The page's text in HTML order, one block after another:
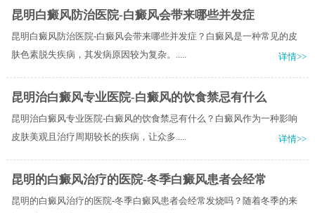
昆明白癜风防治医院-白癜风会带来哪些并发症
昆明白癜风防治医院-白癜风会带来哪些并发症？白癜风是一种常见的皮
肤色素脱失疾病，其发病原因较为复杂。.....
详情>>
昆明治白癜风专业医院-白癜风的饮食禁忌有什么
昆明治白癜风专业医院-白癜风的饮食禁忌有什么？白癜风作为一种影响
皮肤美观且治疗周期较长的疾病，让众多.....
详情>>
昆明的白癜风治疗的医院-冬季白癜风患者会经常
昆明的白癜风治疗的医院-冬季白癜风患者会经常发烧吗？随着冬季的来